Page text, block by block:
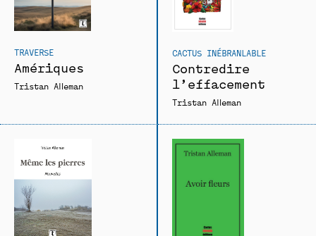
TRAVERSE
Amériques
Tristan Alleman
CACTUS INÉBRANLABLE
Contredire
l’effacement
Tristan Alleman